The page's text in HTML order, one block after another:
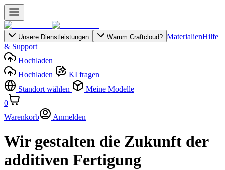
Unsere Dienstleistungen Warum Craftcloud? MaterialienHilfe
& Support
Hochladen
Hochladen
KI fragen
Standort wählen
Meine Modelle
0
Warenkorb
Anmelden
Wir gestalten die Zukunft der
additiven Fertigung